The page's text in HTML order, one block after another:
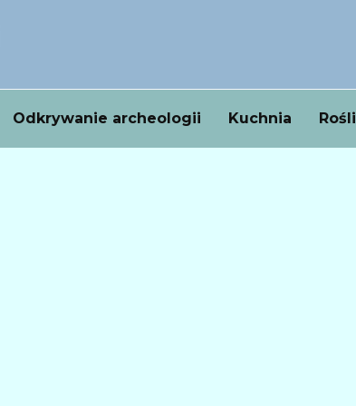
Odkrywanie archeologii Kuchnia